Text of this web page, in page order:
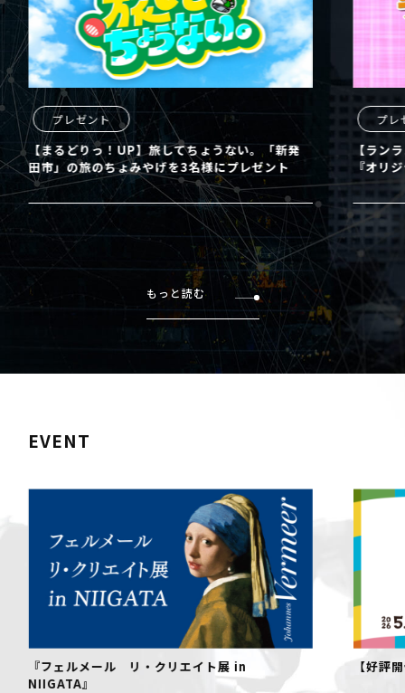
プレゼント
【まるどりっ！UP】旅してちょうない。「新発
田市」の旅のちょみやげを3名様にプレゼント
プレゼン
【ランラン
『オリジナ
もっと読む
EVENT
『フェルメール リ・クリエイト展 in
NIIGATA』
【好評